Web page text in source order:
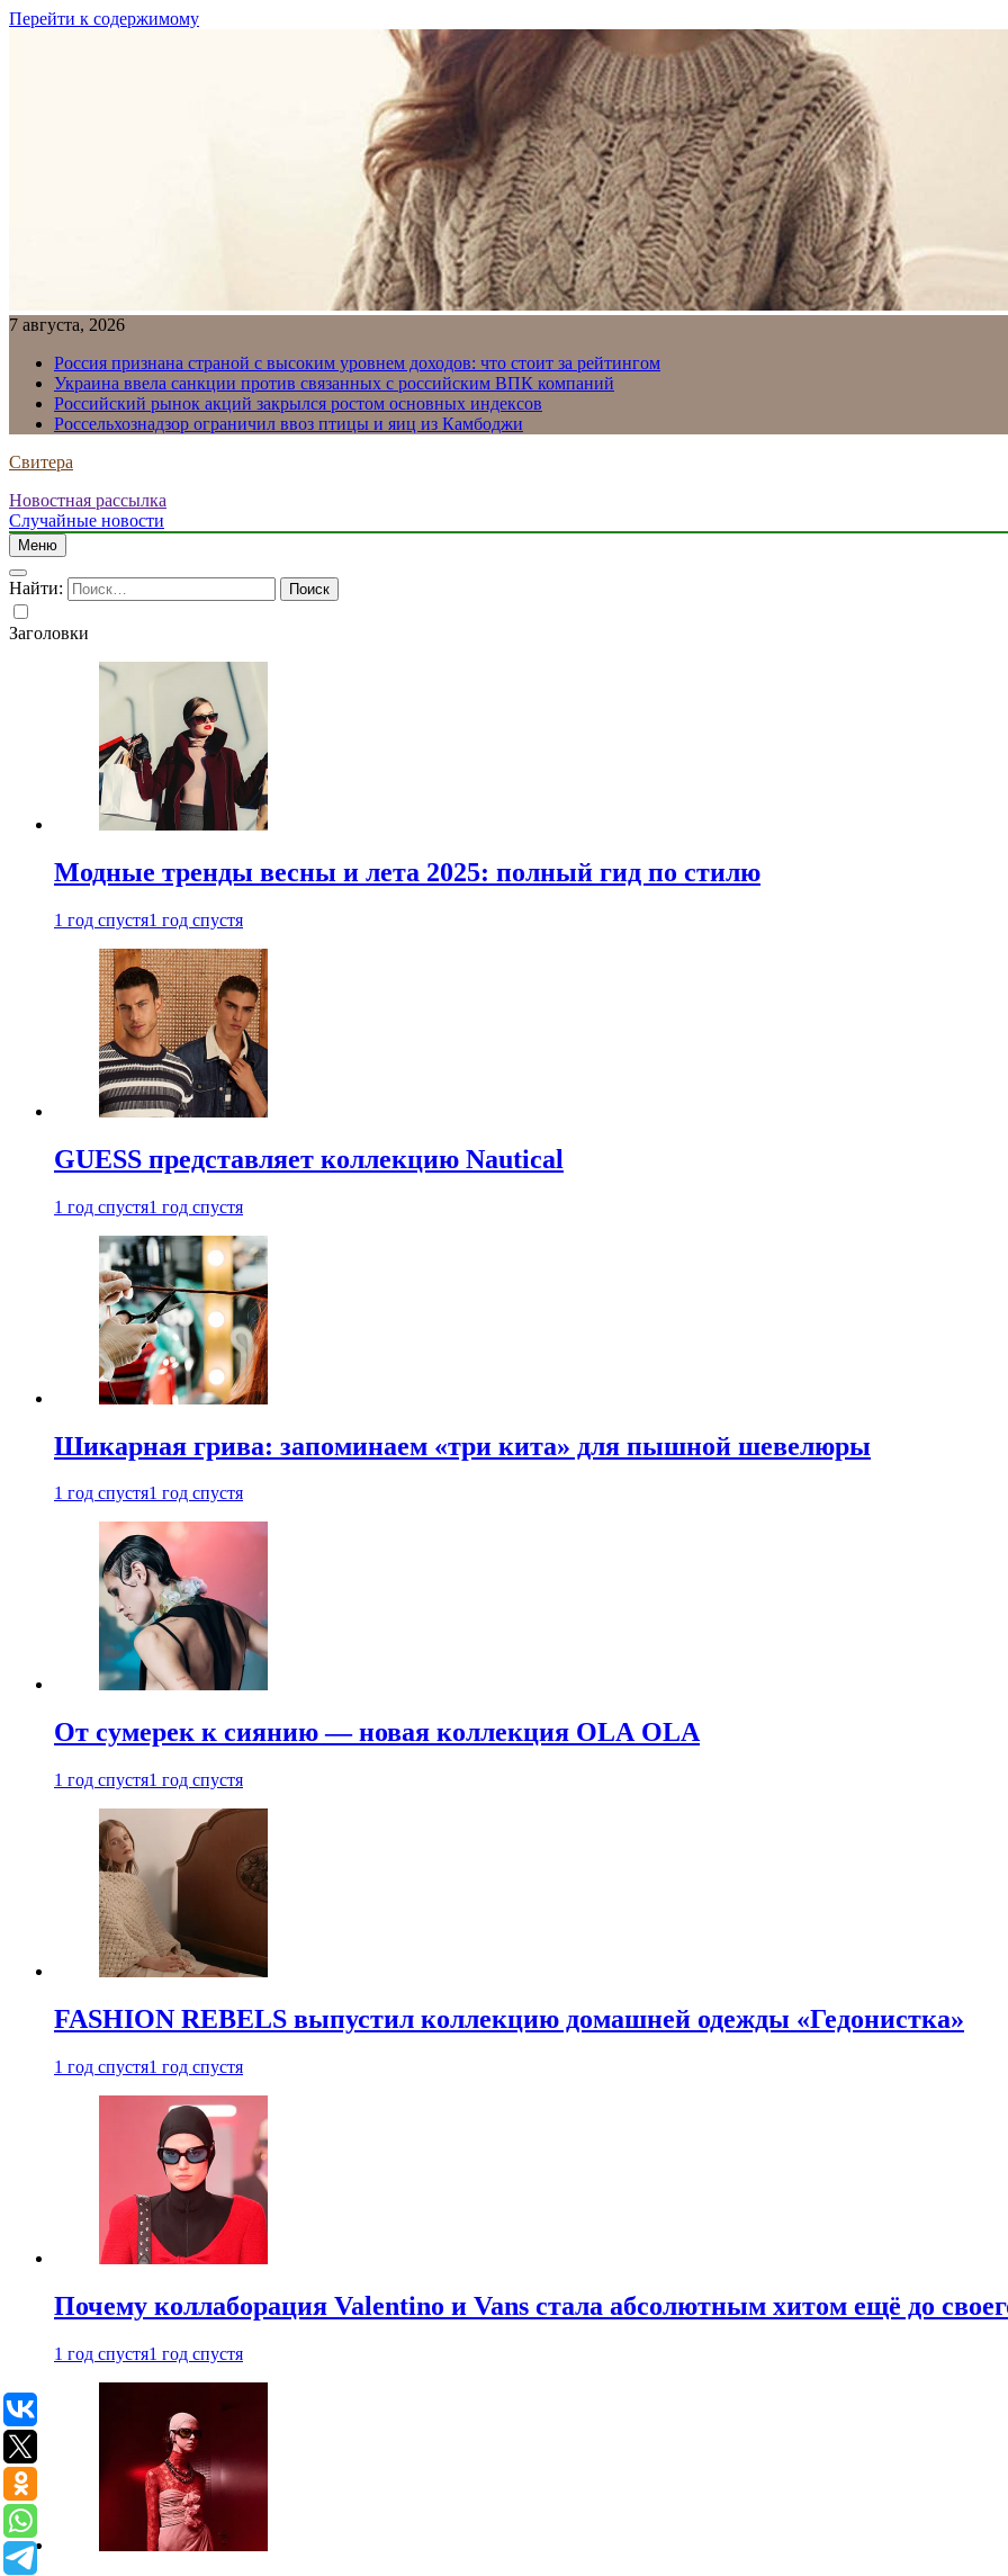
Перейти к содержимому
7 августа, 2026
Россия признана страной с высоким уровнем доходов: что стоит за рейтингом
Украина ввела санкции против связанных с российским ВПК компаний
Российский рынок акций закрылся ростом основных индексов
Россельхознадзор ограничил ввоз птицы и яиц из Камбоджи
Свитера
Новостная рассылка
Случайные новости
Меню
Найти:
Заголовки
Модные тренды весны и лета 2025: полный гид по стилю
1 год спустя1 год спустя
GUESS представляет коллекцию Nautical
1 год спустя1 год спустя
Шикарная грива: запоминаем «три кита» для пышной шевелюры
1 год спустя1 год спустя
От сумерек к сиянию — новая коллекция OLA OLA
1 год спустя1 год спустя
FASHION REBELS выпустил коллекцию домашней одежды «Гедонистка»
1 год спустя1 год спустя
Почему коллаборация Valentino и Vans стала абсолютным хитом ещё до
1 год спустя1 год спустя